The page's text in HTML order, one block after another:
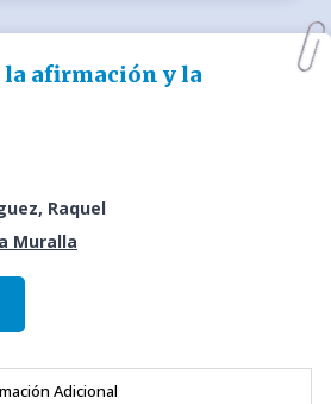
afirmación y la
Raquel
Muralla
Adicional